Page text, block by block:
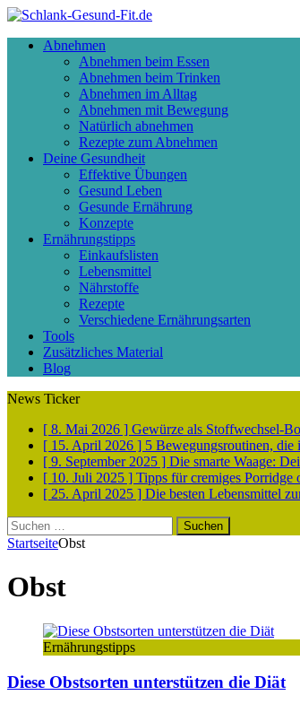
Abnehmen
Abnehmen beim Essen
Abnehmen beim Trinken
Abnehmen im Alltag
Abnehmen mit Bewegung
Natürlich abnehmen
Rezepte zum Abnehmen
Deine Gesundheit
Effektive Übungen
Gesund Leben
Gesunde Ernährung
Konzepte
Ernährungstipps
Einkaufslisten
Lebensmittel
Nährstoffe
Rezepte
Verschiedene Ernährungsarten
Tools
Zusätzliches Material
Blog
News Ticker
[ 8. Mai 2026 ] Gewürze als Stoffwechsel-
[ 15. April 2026 ] 5 Bewegungsroutinen,
[ 9. September 2025 ] Die smarte Waage:
[ 10. Juli 2025 ] Tipps für cremiges Porridge
[ 25. April 2025 ] Die besten Lebensmittel
Suchen
nach:
StartseiteObst
Obst
Ernährungstipps
Diese Obstsorten unterstützen die Diät